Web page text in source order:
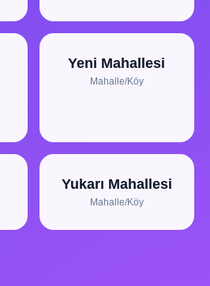
Yeni Mahallesi
Mahalle/Köy
Yukarı Mahallesi
Mahalle/Köy